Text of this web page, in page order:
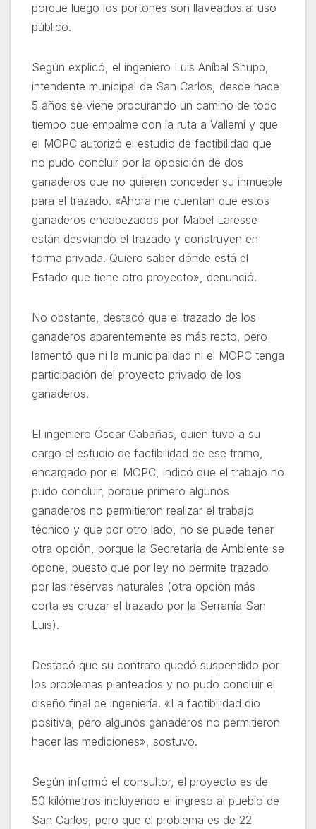
porque luego los portones son llaveados al uso
público.
Según explicó, el ingeniero Luis Aníbal Shupp,
intendente municipal de San Carlos, desde hace
5 años se viene procurando un camino de todo
tiempo que empalme con la ruta a Vallemí y que
el MOPC autorizó el estudio de factibilidad que
no pudo concluir por la oposición de dos
ganaderos que no quieren conceder su inmueble
para el trazado. «Ahora me cuentan que estos
ganaderos encabezados por Mabel Laresse
están desviando el trazado y construyen en
forma privada. Quiero saber dónde está el
Estado que tiene otro proyecto», denunció.
No obstante, destacó que el trazado de los
ganaderos aparentemente es más recto, pero
lamentó que ni la municipalidad ni el MOPC tenga
participación del proyecto privado de los
ganaderos.
El ingeniero Óscar Cabañas, quien tuvo a su
cargo el estudio de factibilidad de ese tramo,
encargado por el MOPC, indicó que el trabajo no
pudo concluir, porque primero algunos
ganaderos no permitieron realizar el trabajo
técnico y que por otro lado, no se puede tener
otra opción, porque la Secretaría de Ambiente se
opone, puesto que por ley no permite trazado
por las reservas naturales (otra opción más
corta es cruzar el trazado por la Serranía San
Luis).
Destacó que su contrato quedó suspendido por
los problemas planteados y no pudo concluir el
diseño final de ingeniería. «La factibilidad dio
positiva, pero algunos ganaderos no permitieron
hacer las mediciones», sostuvo.
Según informó el consultor, el proyecto es de
50 kilómetros incluyendo el ingreso al pueblo de
San Carlos, pero que el problema es de 22